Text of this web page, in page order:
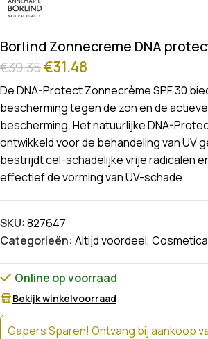
Borlind Zonnecreme DNA
€39.35€31.48
De DNA-Protect Zonnecrème SPF 30
bescherming tegen de zon en de actieve
bescherming. Het natuurlijke DNA-
ontwikkeld voor de behandeling van UV
bestrijdt cel-schadelijke vrije radicalen
effectief de vorming van UV-schade.
SKU:827647
Categorieën: Altijd voordeel, Cosmetica
Online op voorraad
Bekijk winkelvoorraad
Gapers Sparen! Ontvang bij aankoop